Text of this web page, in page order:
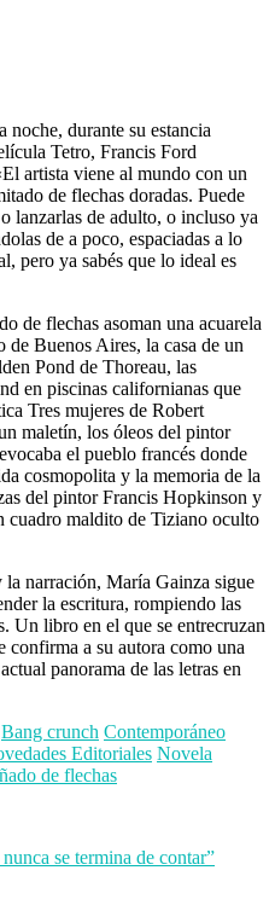
noche, durante su estancia
Tetro, Francis Ford
artista viene al mundo con un
de flechas doradas. Puede
lanzarlas de adulto, o incluso ya
de a poco, espaciadas a lo
pero ya sabés que lo ideal es
de flechas asoman una acuarela
de Buenos Aires, la casa de un
Pond de Thoreau, las
en piscinas californianas que
Tres mujeres de Robert
maletín, los óleos del pintor
el pueblo francés donde
cosmopolita y la memoria de la
del pintor Francis Hopkinson y
cuadro maldito de Tiziano oculto
narración, María Gainza sigue
la escritura, rompiendo las
Un libro en el que se entrecruzan
a su autora como una
panorama de las letras en
Bang crunch Contemporáneo
Editoriales Novela
de flechas
se termina de contar”